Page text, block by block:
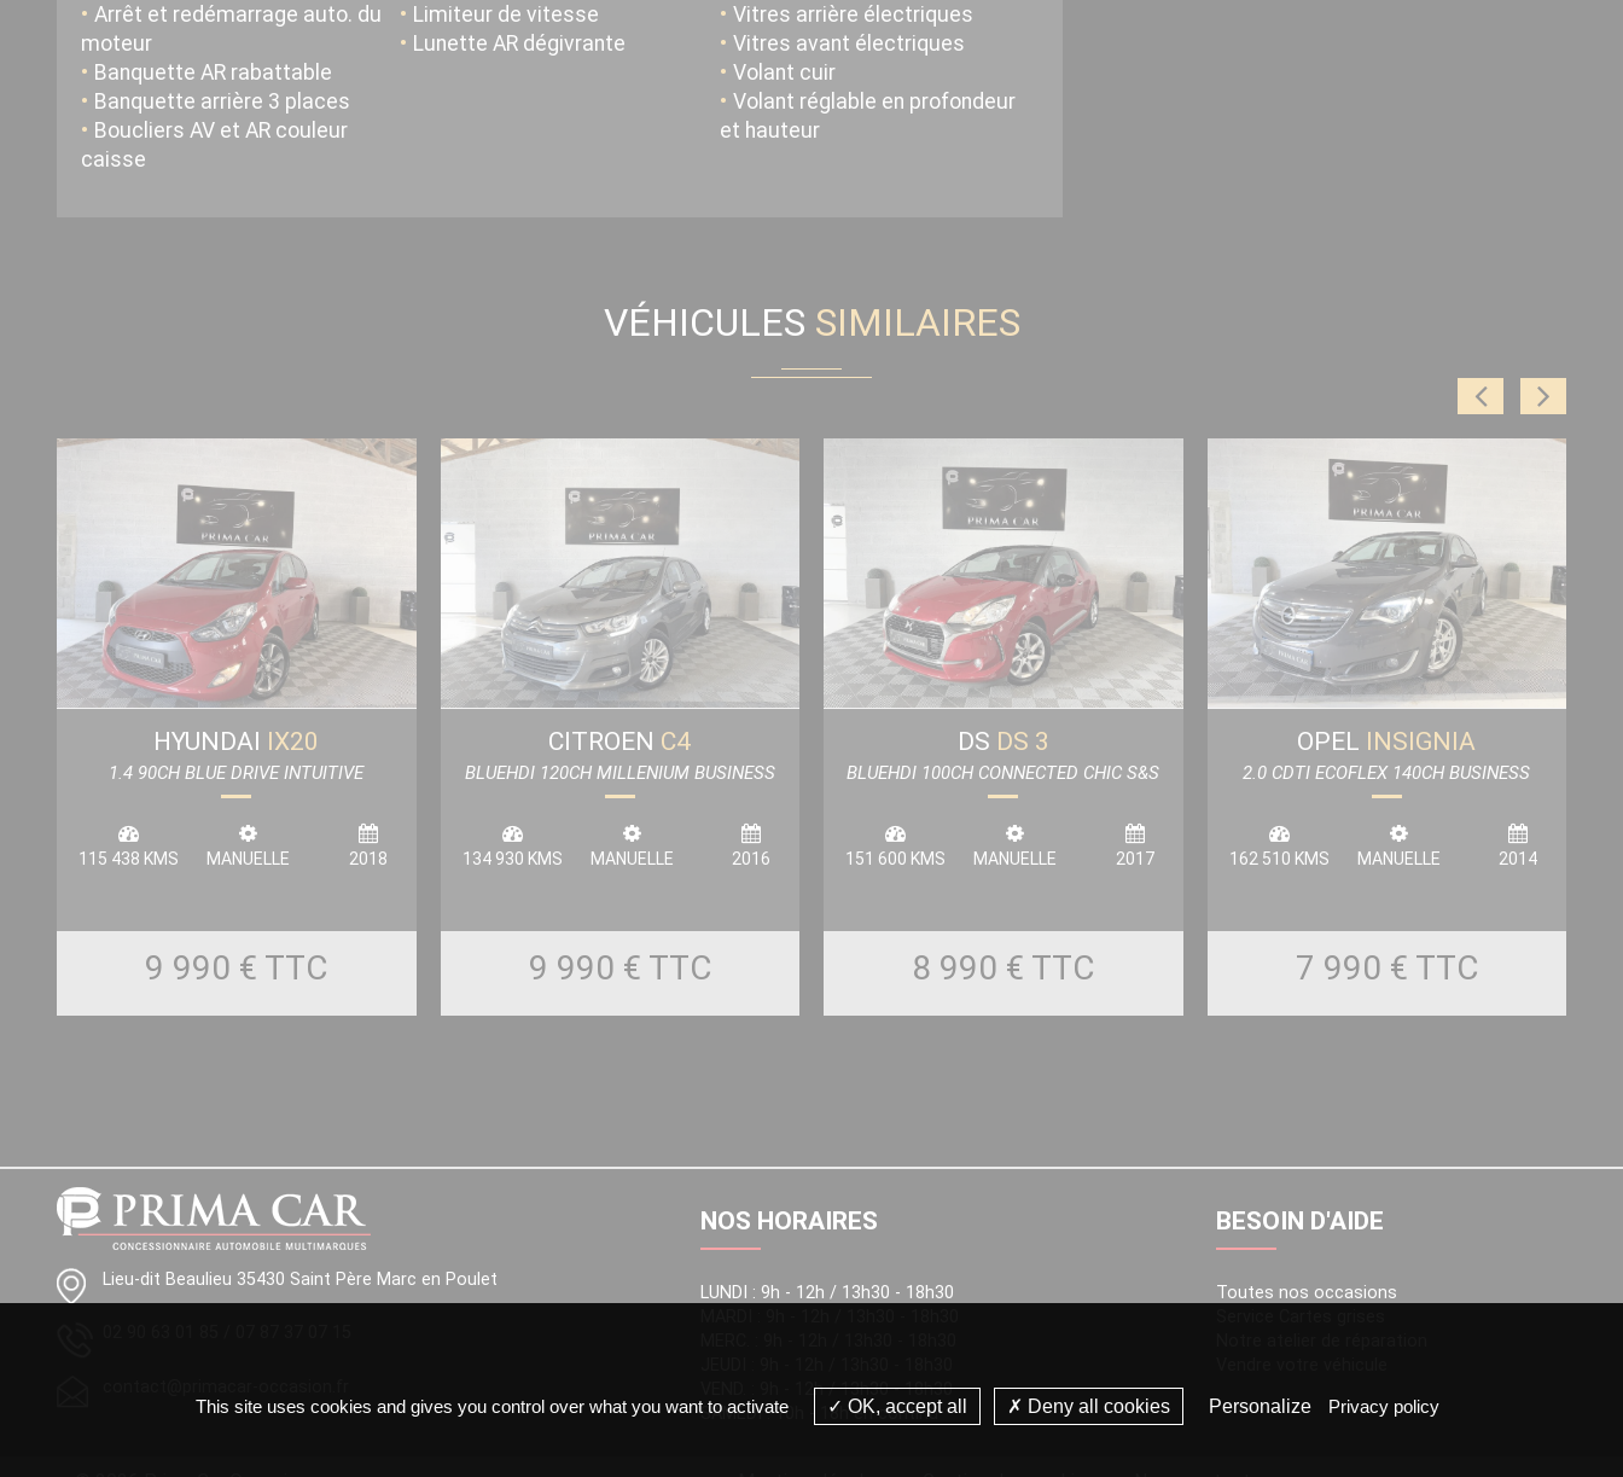
Arrêt et redémarrage auto. du
moteur
Banquette AR rabattable
Banquette arrière 3 places
Boucliers AV et AR couleur
caisse
Limiteur de vitesse
Lunette AR dégivrante
Vitres arrière électriques
Vitres avant électriques
Volant cuir
Volant réglable en profondeur
et hauteur
VÉHICULES SIMILAIRES
HYUNDAI IX20
1.4 90CH BLUE DRIVE INTUITIVE
115 438 KMS MANUELLE 2018
9 990 € TTC
CITROEN C4
BLUEHDI 120CH MILLENIUM BUSINESS
S&S
134 930 KMS MANUELLE 2016
9 990 € TTC
DS DS 3
BLUEHDI 100CH CONNECTED CHIC S&S
151 600 KMS MANUELLE 2017
8 990 € TTC
OPEL INSIGNIA
2.0 CDTI ECOFLEX 140CH BUSINESS
CONNECT START&STOP 5P
162 510 KMS MANUELLE 2014
7 990 € TTC
Lieu-dit Beaulieu 35430 Saint Père Marc en Poulet
NOS HORAIRES
LUNDI : 9h - 12h / 13h30 - 18h30
VEND. : 9h - 12h / 13h30 - 18h30
SAMEDI : 10h - 18h en continu
BESOIN D'AIDE
Toutes nos occasions
This site uses cookies and gives you control over what you want to activate OK, accept all Deny all cookies Personalize Privacy policy